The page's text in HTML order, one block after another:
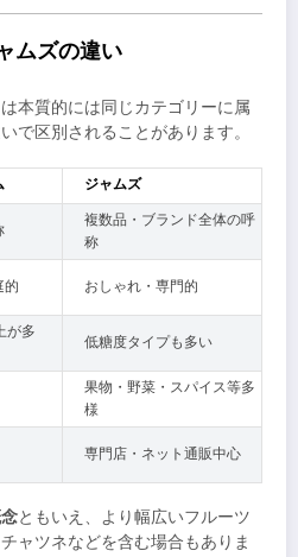
ムズの違い
本質的には同じカテゴリーに属
で区別されることがあります。
ジャムズ
複数品・ブランド全体の呼
称
的 おしゃれ・専門的
が多
低糖度タイプも多い
果物・野菜・スパイス等多
様
専門店・ネット通販中心
ともいえ、より幅広いフルーツ
ャツネなどを含む場合もありま